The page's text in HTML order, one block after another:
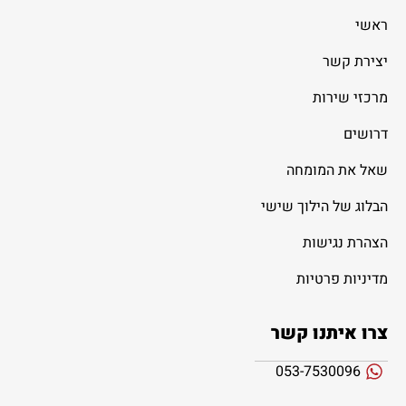
ראשי
יצירת קשר
מרכזי שירות
דרושים
שאל את המומחה
הבלוג של הילוך שישי
הצהרת נגישות
מדיניות פרטיות
צרו איתנו קשר
053-7530096